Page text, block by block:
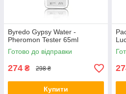
Byredo Gypsy Water -
Pheromon Tester 65ml
Готово до відправки
274 ₴ 298 ₴
Купити